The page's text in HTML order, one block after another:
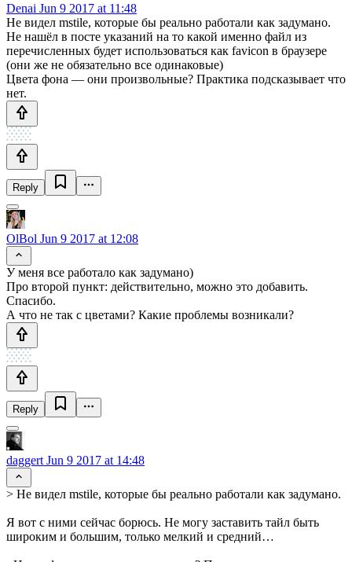
Denai Jun 9 2017 at 11:48
Не видел mstile, которые бы реально работали как задумано.
Не нашёл в посте указаний на то какой именно файл из
перечисленных будет использоваться как favicon в браузере
(они же не обязательно все одинаковые)
Цвета фона — они произвольные? Практика подсказывает что
нет.
Reply
OlBol Jun 9 2017 at 12:08
У меня все работало как задумано)
Про второй пункт: действительно, можно это добавить.
Спасибо.
А что не так с цветами? Какие проблемы возникали?
Reply
daggert Jun 9 2017 at 14:48
> Не видел mstile, которые бы реально работали как задумано.
Я вот с ними сейчас борюсь. Не могу заставить тайл быть
широким и большим, только мелкий и средний…